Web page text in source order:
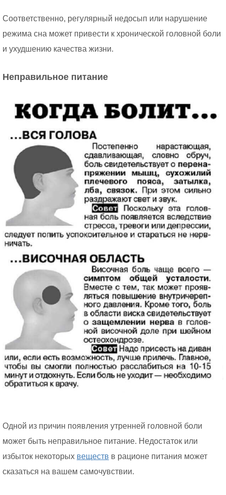
Соответственно, регулярный недосып или нарушение
режима сна может привести к хронической головной боли
и ухудшению качества жизни.
Неправильное питание
Одной из причин появления утренней головной боли
может быть неправильное питание. Недостаток или
избыток некоторых веществ в рационе питания может
сказаться на вашем самочувствии.